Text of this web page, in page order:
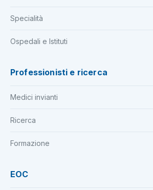
Specialità
Ospedali e Istituti
Professionisti e ricerca
Medici invianti
Ricerca
Formazione
EOC